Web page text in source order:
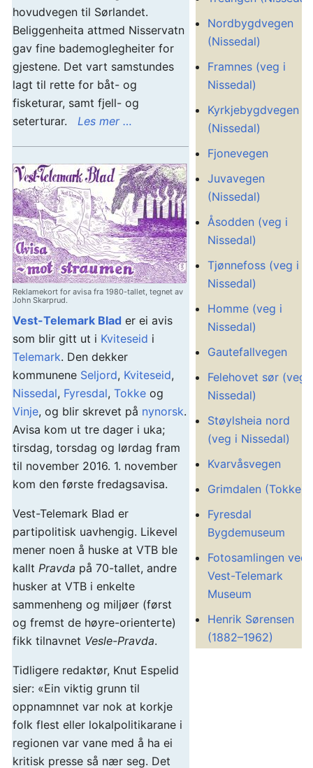
hovudvegen til Sørlandet.
Beliggenheita attmed Nisservatn
gav fine bademoglegheiter for
gjestene. Det vart samstundes
lagt til rette for båt- og
fisketurar, samt fjell- og
seterturar. Les mer …
Reklamekort for avisa fra 1980-tallet, tegnet av
John Skarprud.
Vest-Telemark Blad er ei avis
som blir gitt ut i Kviteseid i
Telemark. Den dekker
kommunene Seljord, Kviteseid,
Nissedal, Fyresdal, Tokke og
Vinje, og blir skrevet på nynorsk.
Avisa kom ut tre dager i uka;
tirsdag, torsdag og lørdag fram
til november 2016. 1. november
kom den første fredagsavisa.
Vest-Telemark Blad er
partipolitisk uavhengig. Likevel
mener noen å huske at VTB ble
kallt Pravda på 70-tallet, andre
husker at VTB i enkelte
sammenheng og miljøer (først
og fremst de høyre-orienterte)
fikk tilnavnet Vesle-Pravda.
Tidligere redaktør, Knut Espelid
sier: «Ein viktig grunn til
oppnamnnet var nok at korkje
folk flest eller lokalpolitikarane i
regionen var vane med å ha ei
kritisk presse så nær seg. Det
Nordbygdvegen
(Nissedal)
Framnes (veg i
Nissedal)
Kyrkjebygdvegen
(Nissedal)
Fjonevegen
Juvavegen
(Nissedal)
Åsodden (veg i
Nissedal)
Tjønnefoss (veg i
Nissedal)
Homme (veg i
Nissedal)
Gautefallvegen
Felehovet sør (veg i
Nissedal)
Støylsheia nord
(veg i Nissedal)
Kvarvåsvegen
Grimdalen (Tokke)
Fyresdal
Bygdemuseum
Fotosamlingen ved
Vest-Telemark
Museum
Henrik Sørensen
(1882–1962)